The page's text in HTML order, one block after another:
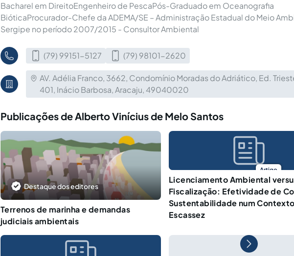
Bacharel em DireitoEngenheiro de PescaPós-Graduado em Oceanografia
BióticaProcurador-Chefe da ADEMA/SE – Administração Estadual do Meio
Sergipe no período 2007/2015 - Consultor Ambiental
(79) 99151-5127 (79) 98101-2620
AV. Adélia Franco, 3662, Condomínio Moradas do Adriático, Ed.
401, Inácio Barbosa, Aracaju, 49040020
Publicações de Alberto Vinícius de Melo Santos
Destaque dos editores
Terrenos de marinha e demandas
judiciais ambientais
Artigo
Licenciamento Ambiental
Fiscalização: Efetividade de
Sustentabilidade num
Escassez